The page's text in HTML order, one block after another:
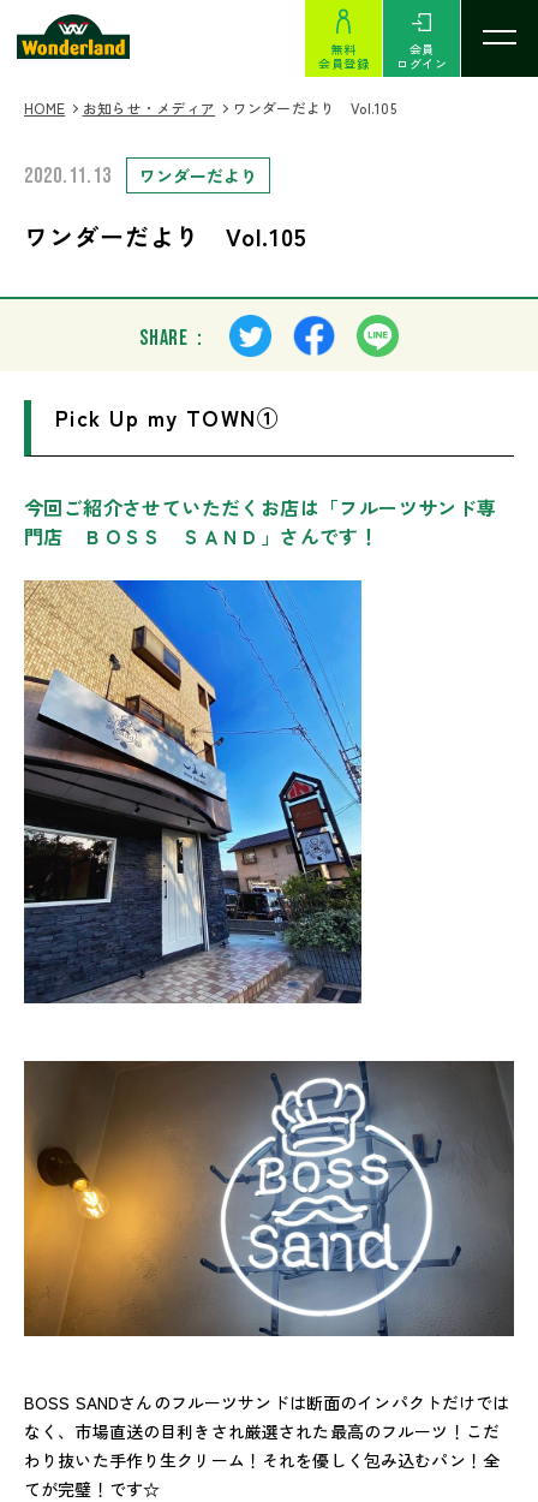
無料
会員登録
会員
ログイン
HOME お知らせ・メディア ワンダーだより Vol.105
2020.11.13 ワンダーだより
ワンダーだより Vol.105
SHARE：
Pick Up my TOWN①
今回ご紹介させていただくお店は「フルーツサンド専
門店 ＢＯＳＳ ＳＡＮＤ」さんです！
BOSS SANDさんのフルーツサンドは断面のインパクトだけでは
なく、市場直送の目利きされ厳選された最高のフルーツ！こだ
わり抜いた手作り生クリーム！それを優しく包み込むパン！全
てが完璧！です☆